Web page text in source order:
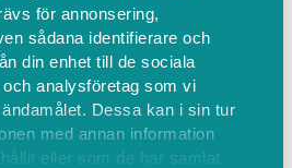
för annonsering,
sådana identifierare och
din enhet till de sociala
analysföretag som vi
Dessa kan i sin tur
med annan information
eller som de har samlat
fika och gemenskap. Vi
om hur det är att vara
med swish.